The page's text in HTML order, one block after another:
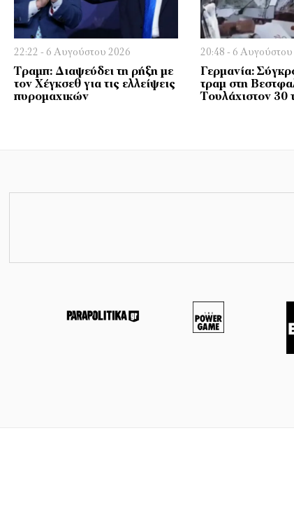
22:22 - 6 Αυγούστου 2026
Τραμπ: Διαψεύδει τη ρήξη με
τον Χέγκσεθ για τις ελλείψεις
πυρομαχικών
20:48 - 6 Αυγούστου
Γερμανία:
τραμ στη
Τουλάχιστον 30